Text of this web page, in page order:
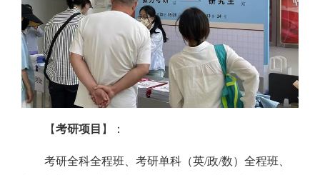
【考研项目 】：
考研全科全程班、考研单科（英/政/数）全程班、